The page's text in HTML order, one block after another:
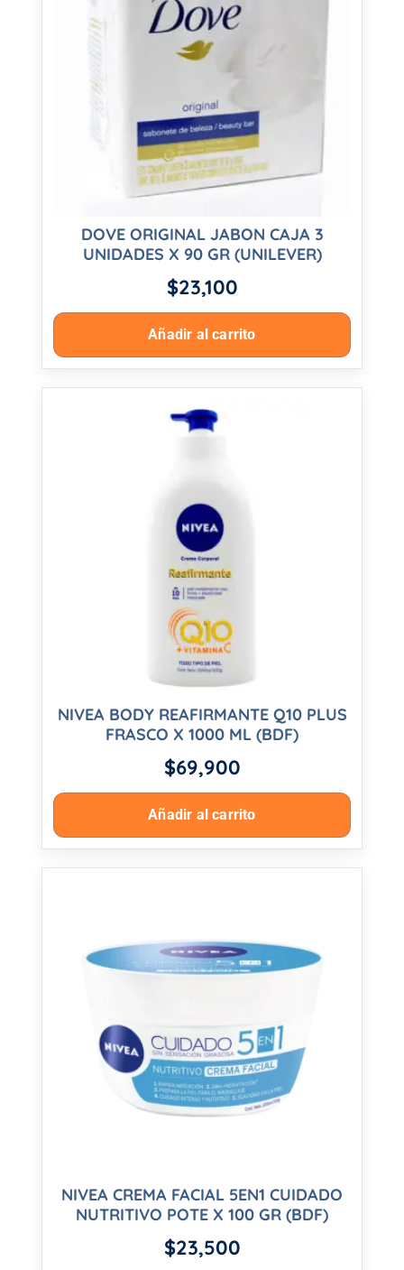
DOVE ORIGINAL JABON CAJA 3
UNIDADES X 90 GR (UNILEVER)
$23,100
Añadir al carrito
NIVEA BODY REAFIRMANTE Q10 PLUS
FRASCO X 1000 ML (BDF)
$69,900
Añadir al carrito
NIVEA CREMA FACIAL 5EN1 CUIDADO
NUTRITIVO POTE X 100 GR (BDF)
$23,500